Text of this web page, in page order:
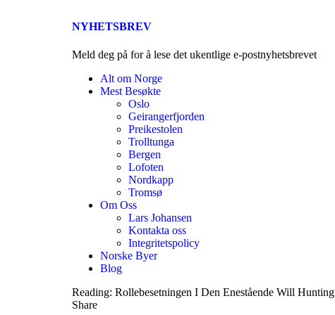
NYHETSBREV
Meld deg på for å lese det ukentlige e-postnyhetsbrevet
Alt om Norge
Mest Besøkte
Oslo
Geirangerfjorden
Preikestolen
Trolltunga
Bergen
Lofoten
Nordkapp
Tromsø
Om Oss
Lars Johansen
Kontakta oss
Integritetspolicy
Norske Byer
Blog
Reading: Rollebesetningen I Den Enestående Will Hunting
Share